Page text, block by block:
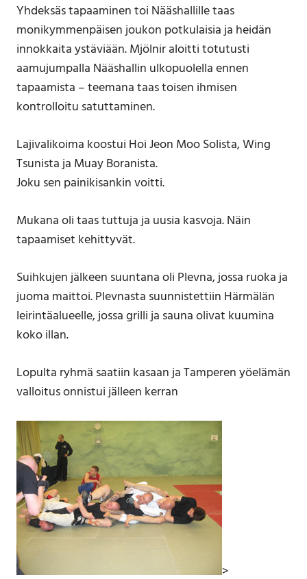
Yhdeksäs tapaaminen toi Nääshallille taas
monikymmenpäisen joukon potkulaisia ja heidän
innokkaita ystäviään. Mjölnir aloitti totutusti
aamujumpalla Nääshallin ulkopuolella ennen
tapaamista – teemana taas toisen ihmisen
kontrolloitu satuttaminen.
Lajivalikoima koostui Hoi Jeon Moo Solista, Wing
Tsunista ja Muay Boranista.
Joku sen painikisankin voitti.
Mukana oli taas tuttuja ja uusia kasvoja. Näin
tapaamiset kehittyvät.
Suihkujen jälkeen suuntana oli Plevna, jossa ruoka ja
juoma maittoi. Plevnasta suunnistettiin Härmälän
leirintäalueelle, jossa grilli ja sauna olivat kuumina
koko illan.
Lopulta ryhmä saatiin kasaan ja Tamperen yöelämän
valloitus onnistui jälleen kerran
>